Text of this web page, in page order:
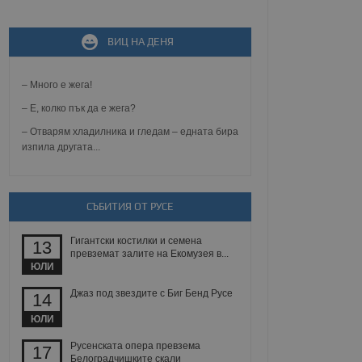
ВИЦ НА ДЕНЯ
– Много е жега!
– Е, колко пък да е жега?
– Отварям хладилника и гледам – едната бира
изпила другата...
СЪБИТИЯ ОТ РУСЕ
13
ЮЛИ
Гигантски костилки и семена
превземат залите на Екомузея в...
14
ЮЛИ
Джаз под звездите с Биг Бенд Русе
17
Русенската опера превзема
Белоградчишките скали
зададена от уеб
при затваряне
за тяхното
за съгласието
политики и
между хората
уебсайт.
на
бисквитките,
и
и предоставя
използва
потребител може